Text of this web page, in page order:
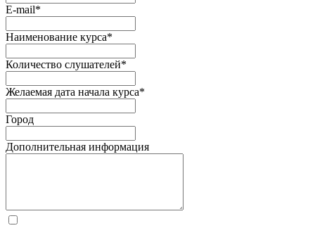
E-mail*
Наименование курса*
Количество слушателей*
Желаемая дата начала курса*
Город
Дополнительная информация